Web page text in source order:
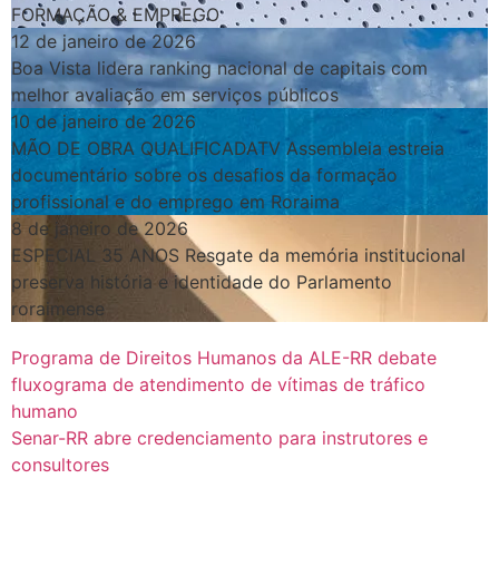
FORMAÇÃO & EMPREGO
12 de janeiro de 2026
Boa Vista lidera ranking nacional de capitais com
melhor avaliação em serviços públicos
10 de janeiro de 2026
MÃO DE OBRA QUALIFICADATV Assembleia estreia
documentário sobre os desafios da formação
profissional e do emprego em Roraima
8 de janeiro de 2026
ESPECIAL 35 ANOS Resgate da memória institucional
preserva história e identidade do Parlamento
roraimense
Programa de Direitos Humanos da ALE-RR debate
fluxograma de atendimento de vítimas de tráfico
humano
Senar-RR abre credenciamento para instrutores e
consultores